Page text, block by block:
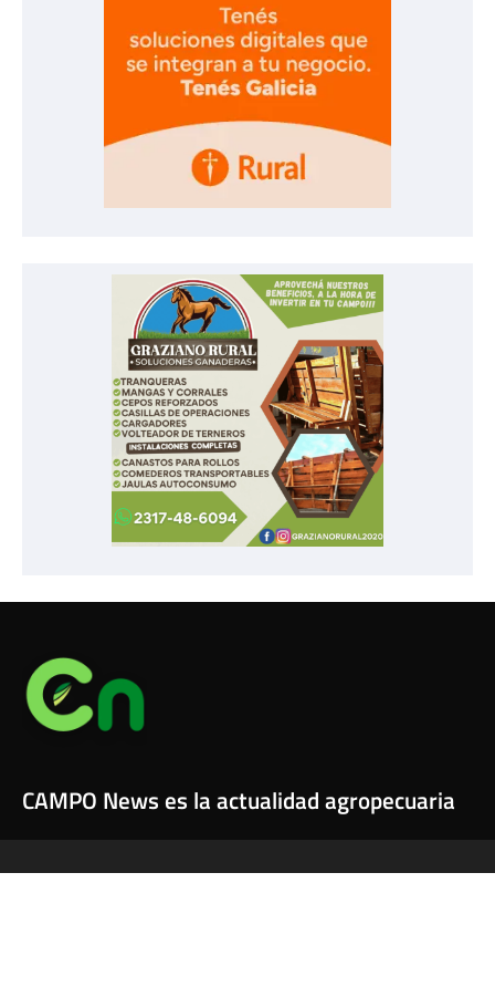
CAMPO News es la actualidad agropecuaria